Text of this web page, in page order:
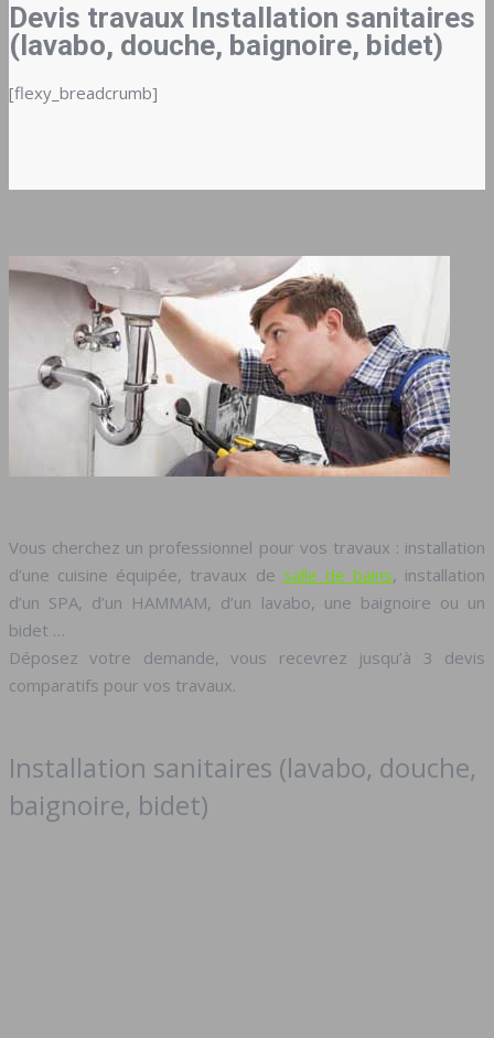
Devis travaux Installation sanitaires
(lavabo, douche, baignoire, bidet)
[flexy_breadcrumb]
Vous cherchez un professionnel pour vos travaux : installation
d’une cuisine équipée, travaux de salle de bains, installation
d’un SPA, d’un HAMMAM, d’un lavabo, une baignoire ou un
bidet …
Déposez votre demande, vous recevrez jusqu’à 3 devis
comparatifs pour vos travaux.
Installation sanitaires (lavabo, douche,
baignoire, bidet)